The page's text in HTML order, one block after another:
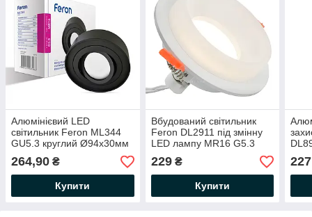
Алюмінієвий LED
світильник Feron ML344
GU5.3 круглий Ø94х30мм
(глибина з лампою 40мм)
врізний акцентний IP20
чорний
264,90 ₴
Купити
Вбудований світильник
Feron DL2911 під змінну
LED лампу MR16 G5.3
(глибина з лампою 60мм)
врізний IP20
229₴
Купити